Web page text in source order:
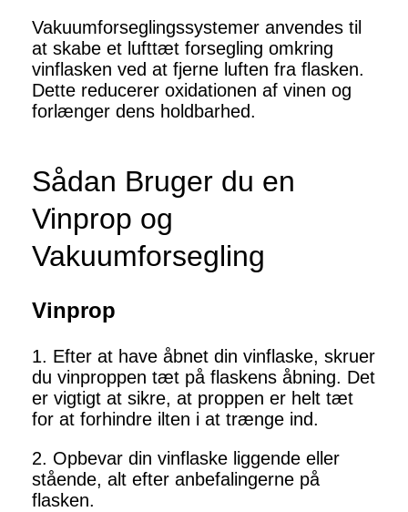
Vakuumforseglingssystemer anvendes til
at skabe et lufttæt forsegling omkring
vinflasken ved at fjerne luften fra flasken.
Dette reducerer oxidationen af vinen og
forlænger dens holdbarhed.
Sådan Bruger du en
Vinprop og
Vakuumforsegling
Vinprop
1. Efter at have åbnet din vinflaske, skruer
du vinproppen tæt på flaskens åbning. Det
er vigtigt at sikre, at proppen er helt tæt
for at forhindre ilten i at trænge ind.
2. Opbevar din vinflaske liggende eller
stående, alt efter anbefalingerne på
flasken.